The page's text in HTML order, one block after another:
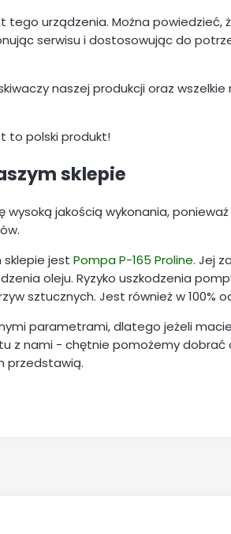
tego urządzenia. Można
serwisu i dostosowując do
naszej produkcji oraz wszelkie
to polski produkt!
sklepie
jakością wykonania,
sklepie jest Pompa P-165 Proline. Jej
oleju. Ryzyko uszkodzenia
sztucznych. Jest również w 100%
parametrami, dlatego jeżeli
z nami - chętnie pomożemy dobrać
przedstawią.